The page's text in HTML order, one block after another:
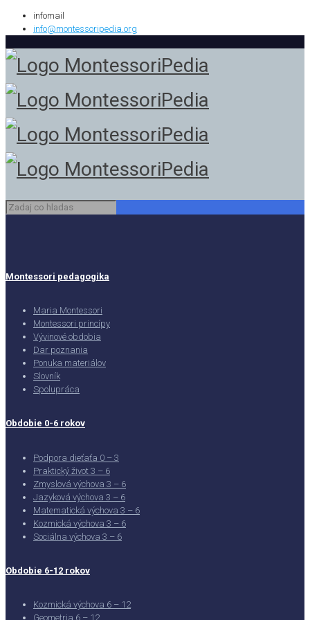
infomail
info@montessoripedia.org
Montessori pedagogika
Maria Montessori
Montessori princípy
Vývinové obdobia
Dar poznania
Ponuka materiálov
Slovník
Spolupráca
Obdobie 0-6 rokov
Podpora dieťaťa 0 – 3
Praktický život 3 – 6
Zmyslová výchova 3 – 6
Jazyková výchova 3 – 6
Matematická výchova 3 – 6
Kozmická výchova 3 – 6
Sociálna výchova 3 – 6
Obdobie 6-12 rokov
Kozmická výchova 6 – 12
Geometria 6 – 12